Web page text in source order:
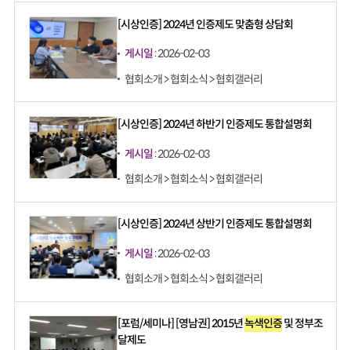
[시상인증] 2024년 인증제도 맞춤형 상담회
게시일 : 2026-02-03
협회소개 > 협회소식 > 협회갤러리
[시상인증] 2024년 하반기 인증제도 통합설명회
게시일 : 2026-02-03
협회소개 > 협회소식 > 협회갤러리
[시상인증] 2024년 상반기 인증제도 통합설명회
게시일 : 2026-02-03
협회소개 > 협회소식 > 협회갤러리
[포럼/세미나] [영남권] 2015년녹색인증및 정부조
달제도